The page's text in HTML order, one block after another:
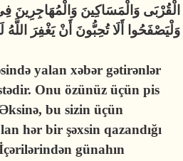
الْقُرْبَى وَالْمَسَاكِينَ وَالْمُهَاجِرِينَ
وَلْيَصْفَحُوا أَلَا تُحِبُّونَ أَنْ يَغْفِرَ
yalan xəbər gətirənlər
Onu özünüz üçün pis
bu sizin üçün
hər bir şəxsin qazandığı
günahın